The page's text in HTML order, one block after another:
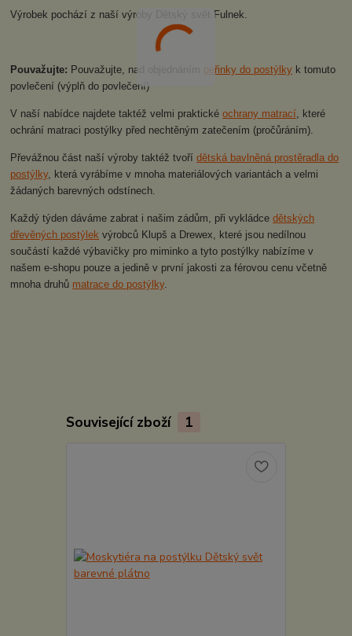
Výrobek pochází z naší výroby Dětský svět Fulnek.
Pouvažujte: Pouvažujte, nad objednáním peřinky do postýlky k tomuto
povlečení (výplň do povlečení)
V naší nabídce najdete taktéž velmi praktickéochrany matrací , které
ochrání matraci postýlky před nechtěným zatečením (pročůráním).
Převážnou část naší výroby taktéž tvořídětská bavlněná prostěradla do
postýlky, která vyrábíme v mnoha materiálových variantách a velmi
žádaných barevných odstínech.
Každý týden dáváme zabrat i našim zádům, při vykládcedětských
dřevěných postýlek výrobců Klupš a Drewex, které jsou nedílnou
součástí každé výbavičky pro miminko a tyto postýlky nabízíme v
našem e-shopu pouze a jedině v první jakosti za férovou cenu včetně
mnoha druhů matrace do postýlky.
Související zboží 1